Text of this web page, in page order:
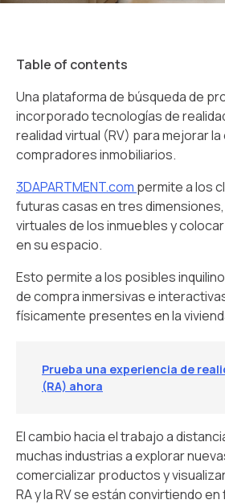
Table of contents
Una plataforma de búsqueda de
incorporado tecnologías de
realidad virtual (RV) para mejorar
compradores inmobiliarios.
3DAPARTMENT.com permite a los
futuras casas en tres
virtuales de los inmuebles y
en su espacio.
Esto permite a los posibles
de compra inmersivas e
físicamente presentes en la
Prueba una experiencia de
(RA) ahora
El cambio hacia el trabajo a
muchas industrias a explorar
comercializar productos y
RA y la RV se están convirtiendo